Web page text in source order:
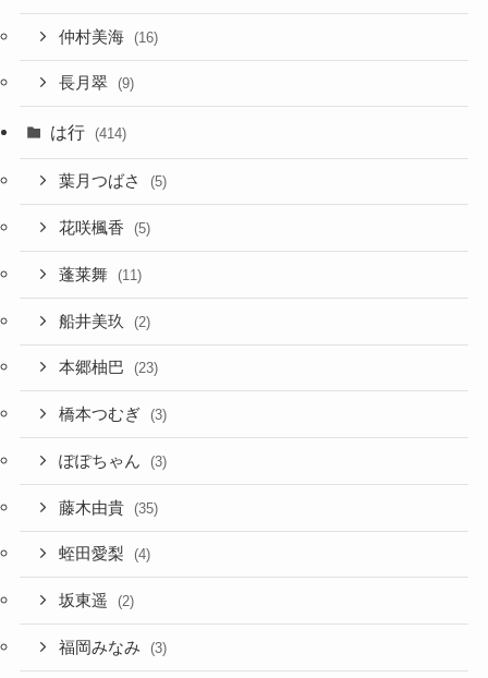
仲村美海 (16)
長月翠 (9)
は行 (414)
葉月つばさ (5)
花咲楓香 (5)
蓬莱舞 (11)
船井美玖 (2)
本郷柚巴 (23)
橋本つむぎ (3)
ぽぽちゃん (3)
藤木由貴 (35)
蛭田愛梨 (4)
坂東遥 (2)
福岡みなみ (3)